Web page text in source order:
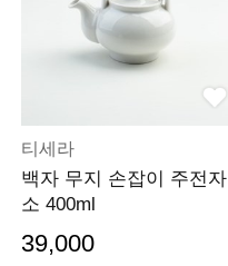
티세라
백자 무지 손잡이 주전자
소 400ml
39,000